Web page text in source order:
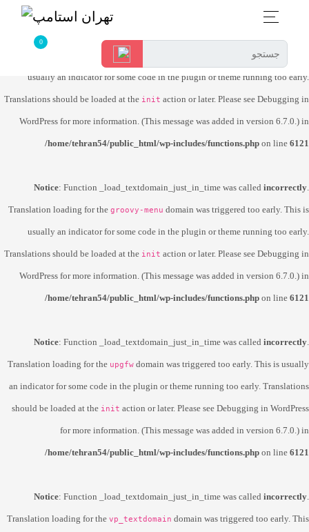
Notice
dokan-lite domain was triggered too early. This is
usually an indicator for some code in the plugin or theme running too early.
Translations should be loaded at the init action or later. Please see Debugging in
WordPress for more information. (This message was added in version 6.7.0.) in
/home/tehran54/public_html/wp-includes/functions.php on line 6121
Notice: Function _load_textdomain_just_in_time was called incorrectly.
Translation loading for the groovy-menu domain was triggered too early. This is
usually an indicator for some code in the plugin or theme running too early.
Translations should be loaded at the init action or later. Please see Debugging in
WordPress for more information. (This message was added in version 6.7.0.) in
/home/tehran54/public_html/wp-includes/functions.php on line 6121
Notice: Function _load_textdomain_just_in_time was called incorrectly.
Translation loading for the upgfw domain was triggered too early. This is usually
an indicator for some code in the plugin or theme running too early. Translations
should be loaded at the init action or later. Please see Debugging in WordPress
for more information. (This message was added in version 6.7.0.) in
/home/tehran54/public_html/wp-includes/functions.php on line 6121
Notice: Function _load_textdomain_just_in_time was called incorrectly.
Translation loading for the vp_textdomain domain was triggered too early. This